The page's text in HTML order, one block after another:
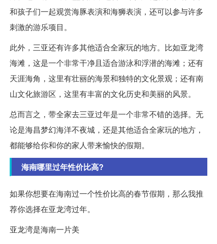
和孩子们一起观赏海豚表演和海狮表演，还可以参与许多
刺激的游乐项目。
此外，三亚还有许多其他适合全家玩的地方。比如亚龙湾
海滩，这是一个非常干净且适合游泳和浮潜的海滩；还有
天涯海角，这里有壮丽的海景和独特的文化景观；还有南
山文化旅游区，这里有丰富的文化历史和美丽的风景。
总而言之，带全家去三亚过年是一个非常不错的选择。无
论是海昌梦幻海洋不夜城，还是其他适合全家玩的地方，
都能够给你和你的家人带来愉快的假期。
海南哪里过年性价比高?
如果你想要在海南过一个性价比高的春节假期，那么我推
荐你选择在亚龙湾过年。
亚龙湾是海南一片美